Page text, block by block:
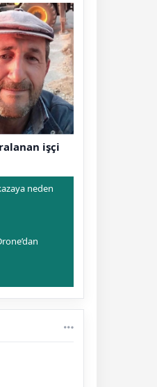
işçi
neden